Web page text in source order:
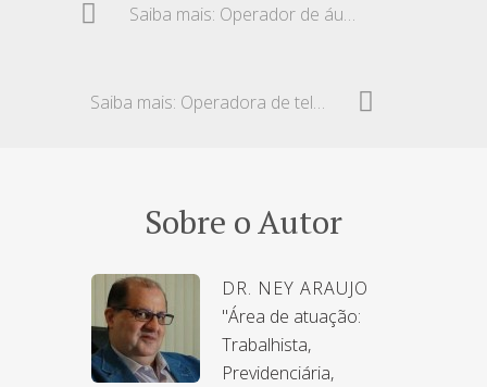
Saiba mais: Operador de áudio – Enquadramento como radialista
Saiba mais: Operadora de telemarketing – Jornada reduzida
Sobre o Autor
DR. NEY ARAUJO
"Área de atuação:
Trabalhista,
Previdenciária,